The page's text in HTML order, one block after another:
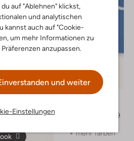
auf "Ablehnen" klickst,
und analytischen
kannst auch auf "Cookie-
um mehr Informationen zu
anzupassen.
und weiter
Einstellungen
Letzte Größen
-30%
€ 23,99
+ mehr farben